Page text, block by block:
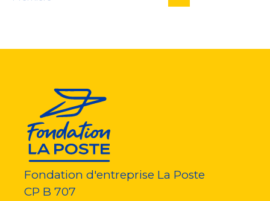
Fondation d'entreprise La Poste
CP B 707